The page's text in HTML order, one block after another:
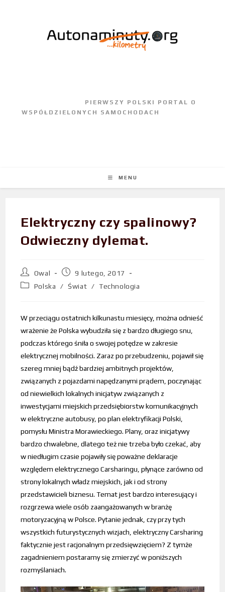
MENU
Elektryczny czy spalinowy?
Odwieczny dylemat.
Owal
9 lutego, 2017
Polska
/ Świat / Technologia
W przeciągu ostatnich kilkunastu miesięcy, można odnieść
wrażenie że Polska wybudziła się z bardzo długiego snu,
podczas którego śniła o swojej potędze w zakresie
elektrycznej mobilności. Zaraz po przebudzeniu, pojawił się
szereg mniej bądź bardziej ambitnych projektów,
związanych z pojazdami napędzanymi prądem, poczynając
od niewielkich lokalnych inicjatyw związanych z
inwestycjami miejskich przedsiębiorstw komunikacyjnych
w elektryczne autobusy, po plan elektryfikacji Polski,
pomysłu Ministra Morawieckiego. Plany, oraz inicjatywy
bardzo chwalebne, dlatego też nie trzeba było czekać, aby
w niedługim czasie pojawiły się poważne deklaracje
względem elektrycznego Carsharingu, płynące zarówno od
strony lokalnych władz miejskich, jak i od strony
przedstawicieli biznesu. Temat jest bardzo interesujący i
rozgrzewa wiele osób zaangażowanych w branżę
motoryzacyjną w Polsce. Pytanie jednak, czy przy tych
wszystkich futurystycznych wizjach, elektryczny Carsharing
faktycznie jest racjonalnym przedsięwzięciem? Z tymże
zagadnieniem postaramy się zmierzyć w poniższych
rozmyślaniach.